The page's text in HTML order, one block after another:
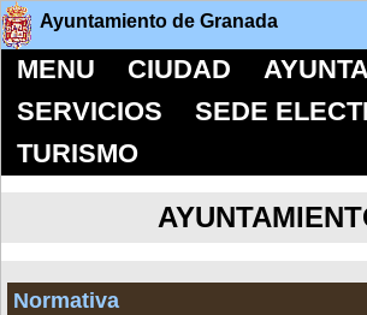
Ayuntamiento de Granada
MENU CIUDAD
SERVICIOS
SEDE
TURISMO
Normativa